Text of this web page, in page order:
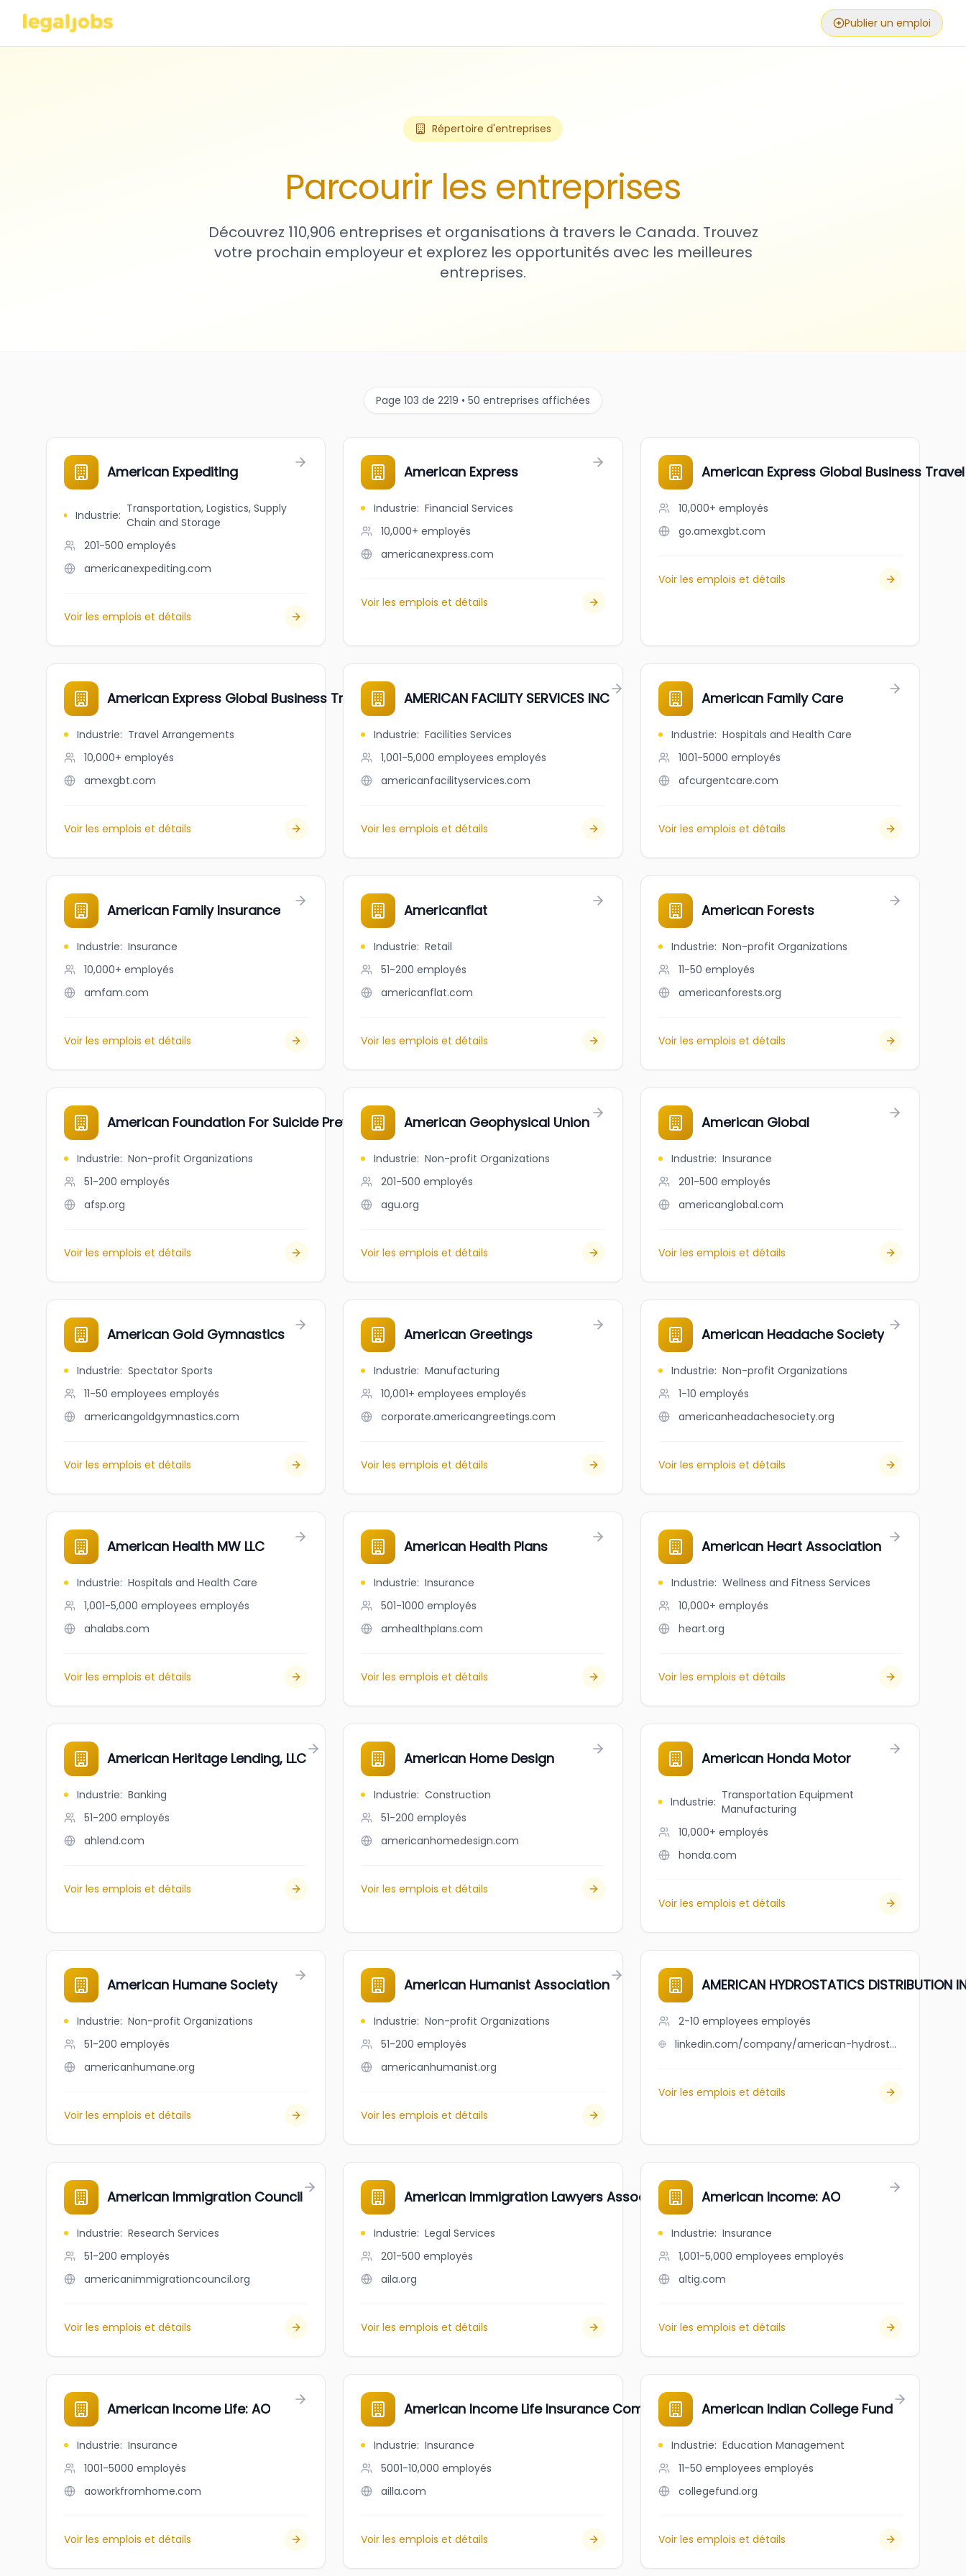
Publier un emploi
Répertoire d'entreprises
Parcourir les entreprises
Découvrez 110,906 entreprises et organisations à travers le Canada. Trouvez
votre prochain employeur et explorez les opportunités avec les meilleures
entreprises.
Page 103 de 2219 • 50 entreprises affichées
American Expediting
Industrie: Transportation, Logistics, Supply
Chain and Storage
201-500 employés
americanexpediting.com
Voir les emplois et détails
American Express
Industrie: Financial Services
10,000+ employés
americanexpress.com
Voir les emplois et détails
American Express Global Business Travel
10,000+ employés
go.amexgbt.com
Voir les emplois et détails
American Express Global Business Travel
Industrie: Travel Arrangements
10,000+ employés
amexgbt.com
Voir les emplois et détails
AMERICAN FACILITY SERVICES INC
Industrie: Facilities Services
1,001-5,000 employees employés
americanfacilityservices.com
Voir les emplois et détails
American Family Care
Industrie: Hospitals and Health Care
1001-5000 employés
afcurgentcare.com
Voir les emplois et détails
American Family Insurance
Industrie: Insurance
10,000+ employés
amfam.com
Voir les emplois et détails
Americanflat
Industrie: Retail
51-200 employés
americanflat.com
Voir les emplois et détails
American Forests
Industrie: Non-profit Organizations
11-50 employés
americanforests.org
Voir les emplois et détails
American Foundation For Suicide Prevention
Industrie: Non-profit Organizations
51-200 employés
afsp.org
Voir les emplois et détails
American Geophysical Union
Industrie: Non-profit Organizations
201-500 employés
agu.org
Voir les emplois et détails
American Global
Industrie: Insurance
201-500 employés
americanglobal.com
Voir les emplois et détails
American Gold Gymnastics
Industrie: Spectator Sports
11-50 employees employés
americangoldgymnastics.com
Voir les emplois et détails
American Greetings
Industrie: Manufacturing
10,001+ employees employés
corporate.americangreetings.com
Voir les emplois et détails
American Headache Society
Industrie: Non-profit Organizations
1-10 employés
americanheadachesociety.org
Voir les emplois et détails
American Health MW LLC
Industrie: Hospitals and Health Care
1,001-5,000 employees employés
ahalabs.com
Voir les emplois et détails
American Health Plans
Industrie: Insurance
501-1000 employés
amhealthplans.com
Voir les emplois et détails
American Heart Association
Industrie: Wellness and Fitness Services
10,000+ employés
heart.org
Voir les emplois et détails
American Heritage Lending, LLC
Industrie: Banking
51-200 employés
ahlend.com
Voir les emplois et détails
American Home Design
Industrie: Construction
51-200 employés
americanhomedesign.com
Voir les emplois et détails
American Honda Motor
Industrie: Transportation Equipment
Manufacturing
10,000+ employés
honda.com
Voir les emplois et détails
American Humane Society
Industrie: Non-profit Organizations
51-200 employés
americanhumane.org
Voir les emplois et détails
American Humanist Association
Industrie: Non-profit Organizations
51-200 employés
americanhumanist.org
Voir les emplois et détails
AMERICAN HYDROSTATICS DISTRIBUTION
2-10 employees employés
linkedin.com/company/american-hydrostatics-distribution-inc.
Voir les emplois et détails
American Immigration Council
Industrie: Research Services
51-200 employés
americanimmigrationcouncil.org
Voir les emplois et détails
American Immigration Lawyers Association
Industrie: Legal Services
201-500 employés
aila.org
Voir les emplois et détails
American Income: AO
Industrie: Insurance
1,001-5,000 employees employés
altig.com
Voir les emplois et détails
American Income Life: AO
Industrie: Insurance
1001-5000 employés
aoworkfromhome.com
Voir les emplois et détails
American Income Life Insurance Company
Industrie: Insurance
5001-10,000 employés
ailla.com
Voir les emplois et détails
American Indian College Fund
Industrie: Education Management
11-50 employees employés
collegefund.org
Voir les emplois et détails